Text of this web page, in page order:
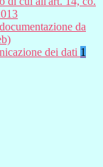
da
dei dati 1